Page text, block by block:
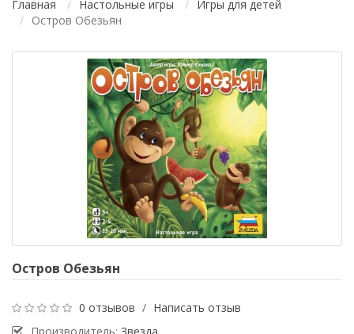
Главная Настольные игры
Игры для детей
Остров Обезьян
Остров Обезьян
0 отзывов / Написать отзыв